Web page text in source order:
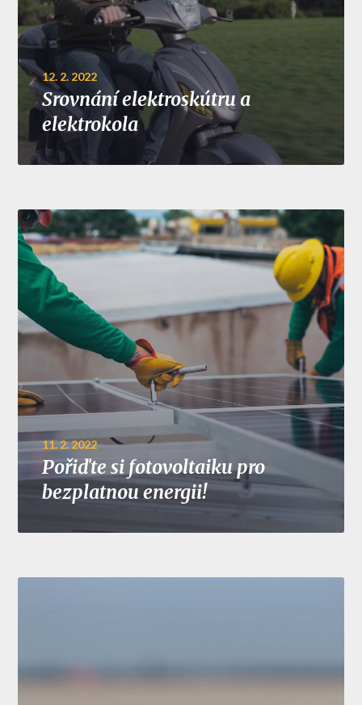
12. 2. 2022
Srovnání elektroskútru a
elektrokola
11. 2. 2022
Pořiďte si fotovoltaiku pro
bezplatnou energii!